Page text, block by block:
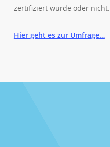
zertifiziert wurde oder nicht.
Hier geht es zur Umfrage…